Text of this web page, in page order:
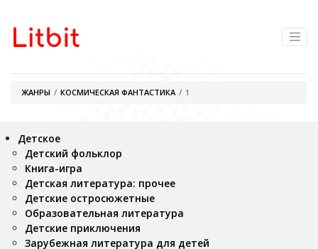
ЖАНРЫ КОСМИЧЕСКАЯ ФАНТАСТИКА 1
Детское
Детский фольклор
Книга-игра
Детская литература: прочее
Детские остросюжетные
Образовательная литература
Детские приключения
Зарубежная литература для детей